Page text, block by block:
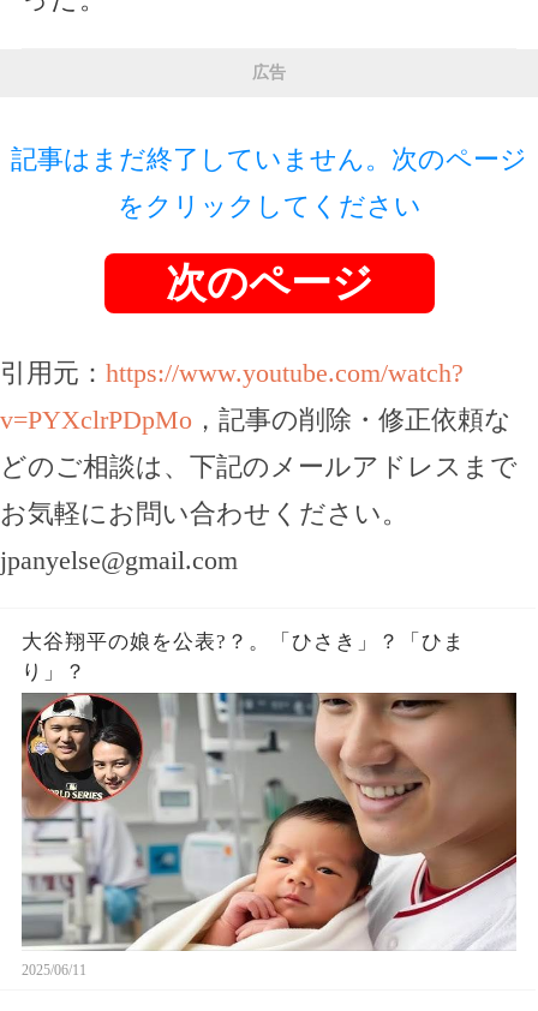
広告
記事はまだ終了していません。次のページ
をクリックしてください
次のページ
引用元： https://www.youtube.com/watch?
v=PYXclrPDpMo ，記事の削除・修正依頼な
どのご相談は、下記のメールアドレスまで
お気軽にお問い合わせください。
jpanyelse@gmail.com
大谷翔平の娘を公表?？。「ひさき」？「ひま
り」？
2025/06/11